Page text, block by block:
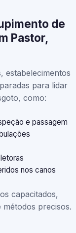
de
Pastor,
estabelecimentos
para lidar
como:
e passagem
nos canos
capacitados,
precisos.